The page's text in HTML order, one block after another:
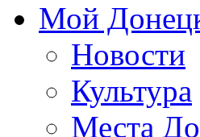
Мой
Новости
Культура
Места